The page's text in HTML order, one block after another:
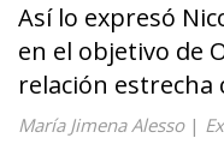
Así lo expresó
en el objetivo de
relación estrecha
María Jimena Alesso|